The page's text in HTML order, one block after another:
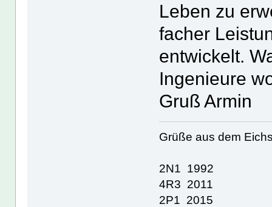
Leben zu
facher
entwickelt.
Ingenieure
Gruß Armin
Grüße aus dem
2N1 1992
4R3 2011
2P1 2015